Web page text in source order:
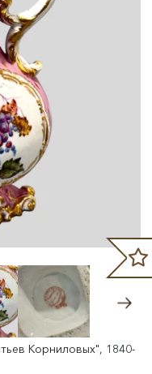
Корниловых", 1840-